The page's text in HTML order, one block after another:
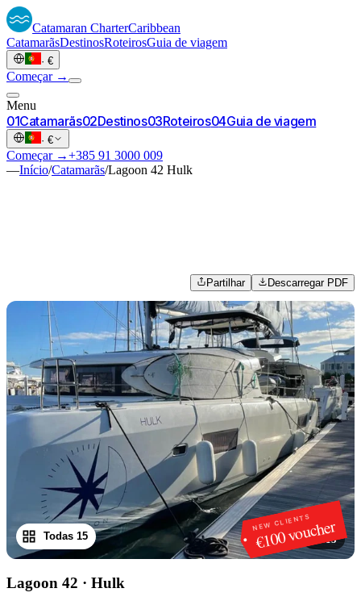
Catamaran CharterCaribbean
CatamarãsDestinosRoteirosGuia de viagem
· €
Começar →
Menu
01Catamarãs02Destinos03Roteiros04Guia de viagem
· €
Começar →+385 91 3000 009
—Início/Catamarãs/Lagoon 42 Hulk
Partilhar Descarregar PDF
NEW CLIENTS
€100 voucher
1/15
Todas 15
Lagoon 42 · Hulk